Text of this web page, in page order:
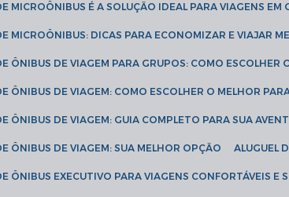
DE MICROÔNIBUS É A SOLUÇÃO IDEAL PARA VIAGENS EM
DE MICROÔNIBUS: DICAS PARA ECONOMIZAR E VIAJAR
DE ÔNIBUS DE VIAGEM PARA GRUPOS: COMO ESCOLHER
DE ÔNIBUS DE VIAGEM: COMO ESCOLHER O MELHOR
DE ÔNIBUS DE VIAGEM: GUIA COMPLETO PARA SUA
DE ÔNIBUS DE VIAGEM: SUA MELHOR OPÇÃO
DE ÔNIBUS EXECUTIVO PARA VIAGENS CONFORTÁVEIS E